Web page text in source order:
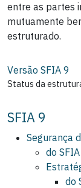
entre as partes
mutuamente
estruturado.
Versão SFIA 9
Status da
SFIA 9
Segurança
do
do